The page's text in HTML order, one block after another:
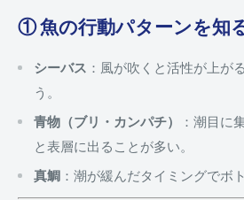
① 魚の行動パターンを知
シーバス ：風が吹くと活性が上が
う。
青物（ブリ・カンパチ）
：潮目に
と表層に出ることが多い。
真鯛 ：潮が緩んだタイミングでボ